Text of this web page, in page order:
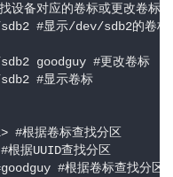
设备对应的卷标或更改卷标
#显示/dev/sdb2的卷标
goodguy #更改卷标
#显示卷标
根据卷标查找分区
据UUID查找分区
#根据卷标查找分区